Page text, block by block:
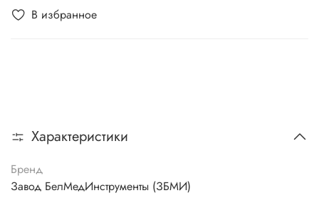
В избранное
Характеристики
Бренд
Завод БелМедИнструменты (ЗБМИ)